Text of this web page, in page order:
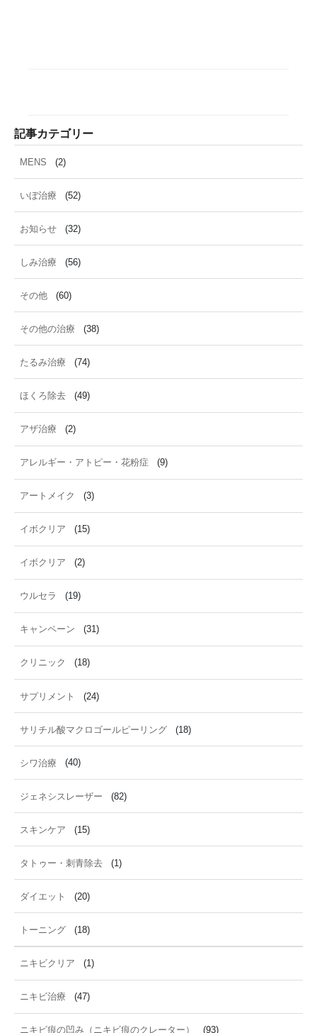
記事カテゴリー
MENS (2)
いぼ治療 (52)
お知らせ (32)
しみ治療 (56)
その他 (60)
その他の治療 (38)
たるみ治療 (74)
ほくろ除去 (49)
アザ治療 (2)
アレルギー・アトピー・花粉症 (9)
アートメイク (3)
イボクリア (15)
イボクリア (2)
ウルセラ (19)
キャンペーン (31)
クリニック (18)
サプリメント (24)
サリチル酸マクロゴールピーリング (18)
シワ治療 (40)
ジェネシスレーザー (82)
スキンケア (15)
タトゥー・刺青除去 (1)
ダイエット (20)
トーニング (18)
ニキビクリア (1)
ニキビ治療 (47)
ニキビ痕の凹み（ニキビ痕のクレーター） (93)